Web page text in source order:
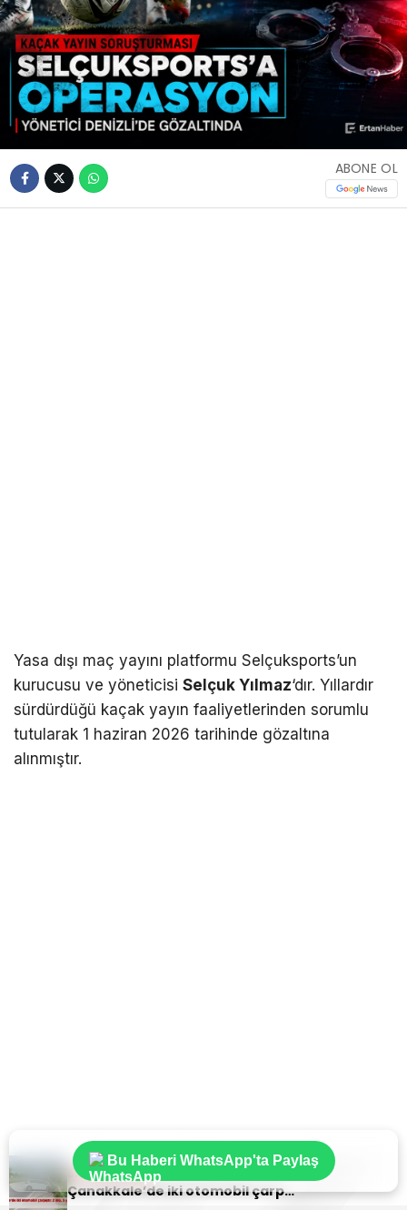
ABONE OL
Yasa dışı maç yayını platformu Selçuksports’un
kurucusu ve yöneticisi Selçuk Yılmaz‘dır. Yıllardır
sürdürdüğü kaçak yayın faaliyetlerinden sorumlu
tutularak 1 haziran 2026 tarihinde gözaltına
alınmıştır.
Sıradaki Haber
Çanakkale’de iki otomobil çarpıştı: 2 ölü, 3 yaralı
Bu Haberi WhatsApp'ta Paylaş